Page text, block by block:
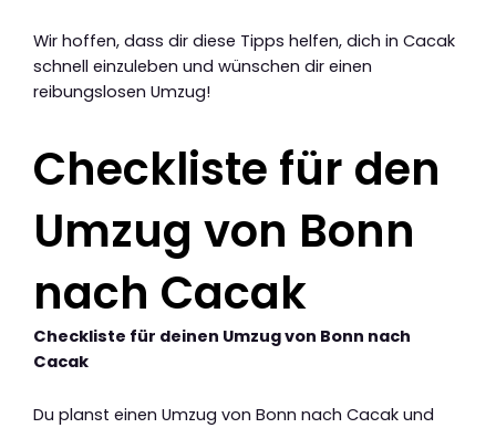
Wir hoffen, dass dir diese Tipps helfen, dich in Cacak
schnell einzuleben und wünschen dir einen
reibungslosen Umzug!
Checkliste für den
Umzug von Bonn
nach Cacak
Checkliste für deinen Umzug von Bonn nach
Cacak
Du planst einen Umzug von Bonn nach Cacak und